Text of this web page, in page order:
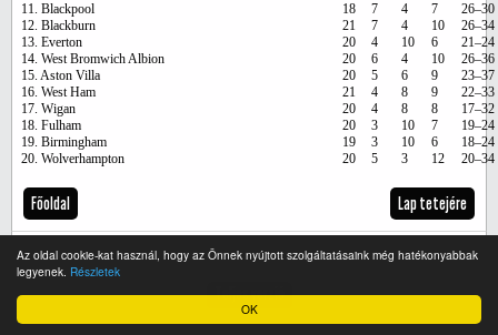
OK
Az oldal cookie-kat használ, hogy az Önnek nyújtott szolgáltatásaink még hatékonyabbak
legyenek. Részletek
11. Blackpool
18 7 4 7
26–30
12. Blackburn
21 7 4 10
26–34
13. Everton
20 4 10 6
21–24
14. West Bromwich Albion
20 6 4 10
26–36
15. Aston Villa
20 5 6 9
23–37
16. West Ham
21 4 8 9
22–33
17. Wigan
20 4 8 8
17–32
18. Fulham
20 3 10 7
19–24
19. Birmingham
19 3 10 6
18–24
20. Wolverhampton
20 5 3 12 20–34
Főoldal Lap tetejére
Teljes verzió